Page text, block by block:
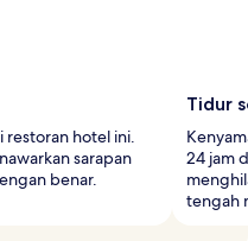
restoran hotel ini.
sarapan
benar.
Tidur
24 jam
tengah